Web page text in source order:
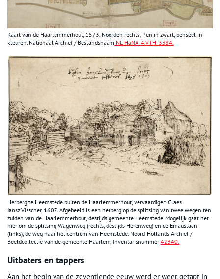
Kaart van de Haarlemmerhout, 1573. Noorden rechts; Pen in zwart, penseel in
kleuren. Nationaal Archief / Bestandsnaam NL-HaNA_4.VTH_3384.
Herberg te Heemstede buiten de Haarlemmerhout, vervaardiger: Claes
Jansz.Visscher, 1607. Afgebeeld is een herberg op de splitsing van twee wegen ten
zuiden van de Haarlemmerhout, destijds gemeente Heemstede. Mogelijk gaat het
hier om de splitsing Wagenweg (rechts, destijds Herenweg) en de Emauslaan
(links), de weg naar het centrum van Heemstede. Noord-Hollands Archief /
Beeldcollectie van de gemeente Haarlem, Inventarisnummer 42340.
Uitbaters en tappers
Aan het begin van de zeventiende eeuw werd er weer getapt in